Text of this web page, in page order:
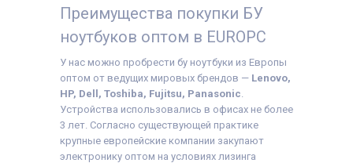
Преимущества покупки БУ
ноутбуков оптом в EUROPC
У нас можно пробрести бу ноутбуки из Европы
оптом от ведущих мировых брендов — Lenovo,
HP, Dell, Toshiba, Fujitsu, Panasonic.
Устройства использовались в офисах не более
3 лет. Согласно существующей практике
крупные европейские компании закупают
электронику оптом на условиях лизинга